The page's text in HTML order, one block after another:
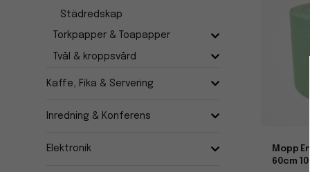
Städredskap
Torkpapper & Toapapper
Tvål & kroppsvård
Kaffe, Fika & Servering
Inredning & Konferens
Elektronik
Mopp
60cm